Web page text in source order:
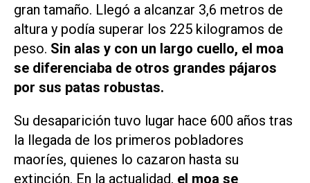
gran tamaño. Llegó a alcanzar 3,6 metros de
altura y podía superar los 225 kilogramos de
peso. Sin alas y con un largo cuello, el moa
se diferenciaba de otros grandes pájaros
por sus patas robustas.
Su desaparición tuvo lugar hace 600 años tras
la llegada de los primeros pobladores
maoríes, quienes lo cazaron hasta su
extinción. En la actualidad, el moa se